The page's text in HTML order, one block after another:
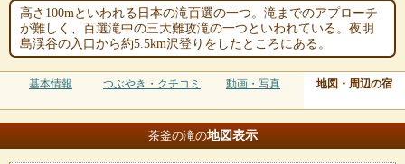
高さ100mといわれる日本の滝百選の一つ。滝までのアプローチ
が難しく、百選滝中の三大難攻滝の一つといわれている。夜明
島渓谷の入口から約5.5km沢登りをしたところにある。
基本情報 つぶやき・クチコミ 動画・写真 地図・周辺の宿
茶釜の滝の地図表示